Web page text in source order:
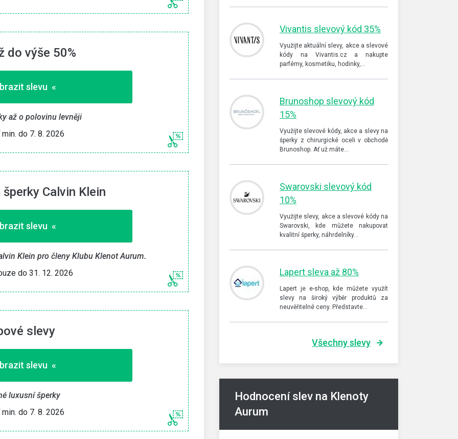
do výše 50%
slevu «
až o polovinu levněji
do 7. 8. 2026
Calvin Klein
slevu «
Klein pro členy Klubu Klenot Aurum.
do 31. 12. 2026
slevy
slevu «
luxusní šperky
do 7. 8. 2026
Vivantis slevový kód 35%
Využijte aktuální slevy, akce a slevové
kódy na Vivantis.cz a nakupte
parfémy, kosmetiku, hodinky,…
Brunoshop slevový kód
15%
Využijte slevové kódy, akce a slevy na
šperky z chirurgické oceli v obchodě
Brunoshop. Ať už máte…
Swarovski slevový kód
10%
Využijte slevy, akce a slevové kódy na
Swarovski, kde můžete nakupovat
kvalitní šperky, náhrdelníky…
Lapert sleva až 80%
Lapert je e-shop, kde můžete využít
slevy na široký výběr produktů za
neuvěřitelné ceny. Představte…
Všechny slevy
Hodnocení slev na Klenoty
Aurum